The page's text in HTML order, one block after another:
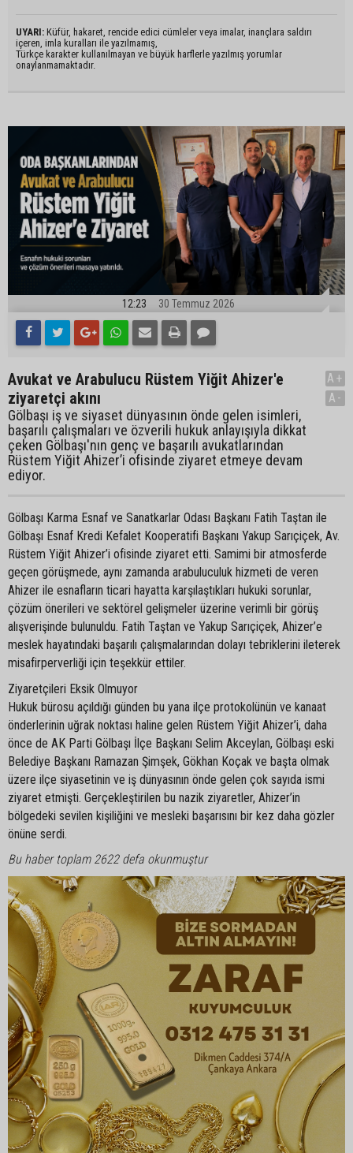
UYARI: Küfür, hakaret, rencide edici cümleler veya imalar, inançlara saldırı
içeren, imla kuralları ile yazılmamış,
Türkçe karakter kullanılmayan ve büyük harflerle yazılmış yorumlar
onaylanmamaktadır.
12:23 30 Temmuz 2026
Avukat ve Arabulucu Rüstem Yiğit Ahizer'e
ziyaretçi akını
Gölbaşı iş ve siyaset dünyasının önde gelen isimleri,
başarılı çalışmaları ve özverili hukuk anlayışıyla dikkat
çeken Gölbaşı'nın genç ve başarılı avukatlarından
Rüstem Yiğit Ahizer’i ofisinde ziyaret etmeye devam
ediyor.
A+
A-
Gölbaşı Karma Esnaf ve Sanatkarlar Odası Başkanı Fatih Taştan ile
Gölbaşı Esnaf Kredi Kefalet Kooperatifi Başkanı Yakup Sarıçiçek, Av.
Rüstem Yiğit Ahizer’i ofisinde ziyaret etti. Samimi bir atmosferde
geçen görüşmede, aynı zamanda arabuluculuk hizmeti de veren
Ahizer ile esnafların ticari hayatta karşılaştıkları hukuki sorunlar,
çözüm önerileri ve sektörel gelişmeler üzerine verimli bir görüş
alışverişinde bulunuldu. Fatih Taştan ve Yakup Sarıçiçek, Ahizer’e
meslek hayatındaki başarılı çalışmalarından dolayı tebriklerini ileterek
misafirperverliği için teşekkür ettiler.
Ziyaretçileri Eksik Olmuyor
Hukuk bürosu açıldığı günden bu yana ilçe protokolünün ve kanaat
önderlerinin uğrak noktası haline gelen Rüstem Yiğit Ahizer’i, daha
önce de AK Parti Gölbaşı İlçe Başkanı Selim Akceylan, Gölbaşı eski
Belediye Başkanı Ramazan Şimşek, Gökhan Koçak ve başta olmak
üzere ilçe siyasetinin ve iş dünyasının önde gelen çok sayıda ismi
ziyaret etmişti. Gerçekleştirilen bu nazik ziyaretler, Ahizer’in
bölgedeki sevilen kişiliğini ve mesleki başarısını bir kez daha gözler
önüne serdi.
Bu haber toplam 2622 defa okunmuştur